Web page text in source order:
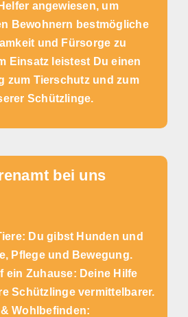
angewiesen, um
Bewohnern bestmögliche
und Fürsorge zu
Einsatz leistest Du einen
zum Tierschutz und zum
Schützlinge.
bei uns
Du gibst Hunden und
Pflege und Bewegung.
ein Zuhause: Deine Hilfe
Schützlinge vermittelbarer.
Wohlbefinden: